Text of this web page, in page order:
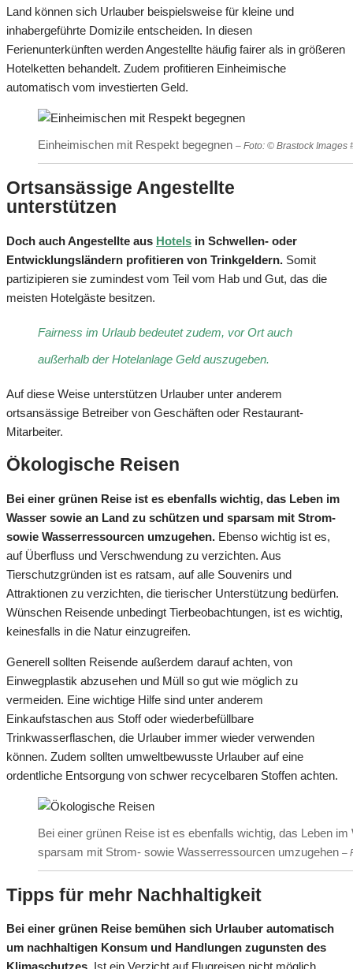
Land können sich Urlauber beispielsweise für kleine und
inhabergeführte Domizile entscheiden. In diesen
Ferienunterkünften werden Angestellte häufig fairer als in größeren
Hotelketten behandelt. Zudem profitieren Einheimische
automatisch vom investierten Geld.
Einheimischen mit Respekt begegnen – Foto: © Brastock Images
Ortsansässige Angestellte
unterstützen
Doch auch Angestellte aus Hotels in Schwellen- oder
Entwicklungsländern profitieren von Trinkgeldern. Somit
partizipieren sie zumindest vom Teil vom Hab und Gut, das die
meisten Hotelgäste besitzen.
Fairness im Urlaub bedeutet zudem, vor Ort auch
außerhalb der Hotelanlage Geld auszugeben.
Auf diese Weise unterstützen Urlauber unter anderem
ortsansässige Betreiber von Geschäften oder Restaurant-
Mitarbeiter.
Ökologische Reisen
Bei einer grünen Reise ist es ebenfalls wichtig, das Leben im
Wasser sowie an Land zu schützen und sparsam mit Strom-
sowie Wasserressourcen umzugehen. Ebenso wichtig ist es,
auf Überfluss und Verschwendung zu verzichten. Aus
Tierschutzgründen ist es ratsam, auf alle Souvenirs und
Attraktionen zu verzichten, die tierischer Unterstützung bedürfen.
Wünschen Reisende unbedingt Tierbeobachtungen, ist es wichtig,
keinesfalls in die Natur einzugreifen.
Generell sollten Reisende außerdem darauf achten, von
Einwegplastik abzusehen und Müll so gut wie möglich zu
vermeiden. Eine wichtige Hilfe sind unter anderem
Einkaufstaschen aus Stoff oder wiederbefüllbare
Trinkwasserflaschen, die Urlauber immer wieder verwenden
können. Zudem sollten umweltbewusste Urlauber auf eine
ordentliche Entsorgung von schwer recycelbaren Stoffen achten.
Bei einer grünen Reise ist es ebenfalls wichtig, das Leben
sparsam mit Strom- sowie Wasserressourcen umzugehen –
Tipps für mehr Nachhaltigkeit
Bei einer grünen Reise bemühen sich Urlauber automatisch
um nachhaltigen Konsum und Handlungen zugunsten des